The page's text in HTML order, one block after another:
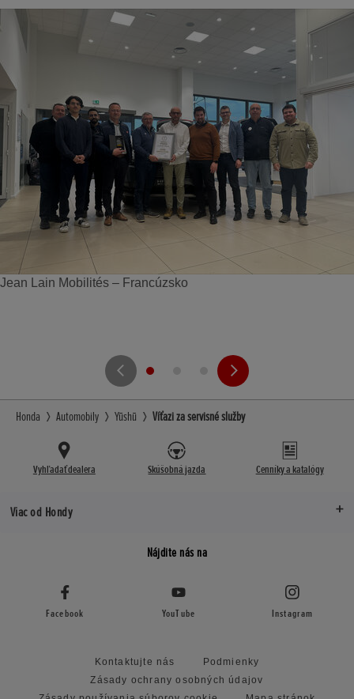
Jean Lain Mobilités – Francúzsko
Honda Automobily Yūshū Víťazi za servisné služby
Vyhľadať dealera Skúšobná jazda Cenníky a katalógy
Viac od Hondy
Nájdite nás na
Facebook YouTube Instagram
Kontaktujte nás
Podmienky
Zásady ochrany osobných údajov